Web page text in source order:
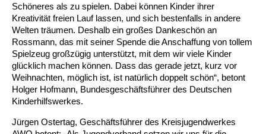
Ortsverein Engelbostel-Schulenburg
Krippe Höltystraße
Kindertagesstätte Ibykusweg / Familienzentrum
Kindertagesstätte Johannes-Lau-Hof
Kindertagesstätte Klaus-Müller-Kilian-Weg /
Kindertagesstätte Große Pranke
Kindertagesstätte Harenberger Straße
Kindertagesstätte Herbartstraße
Schöneres als zu spielen. Dabei können Kinder ihrer
Kreativität freien Lauf lassen, und sich bestenfalls in andere
Welten träumen. Deshalb ein großes Dankeschön an
Rossmann, das mit seiner Spende die Anschaffung von tollem
Spielzeug großzügig unterstützt, mit dem wir viele Kinder
glücklich machen können. Dass das gerade jetzt, kurz vor
Weihnachten, möglich ist, ist natürlich doppelt schön“, betont
Holger Hofmann, Bundesgeschäftsführer des Deutschen
Kinderhilfswerkes.
Jürgen Ostertag, Geschäftsführer des Kreisjugendwerkes